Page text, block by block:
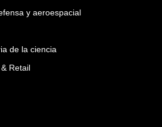
y aeroespacial
de la ciencia
Retail